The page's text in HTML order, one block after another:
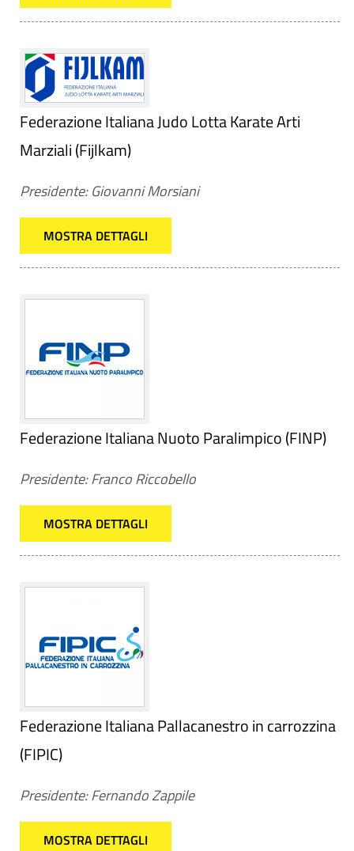
Federazione Italiana Judo Lotta Karate Arti
Marziali (Fijlkam)
Presidente: Giovanni Morsiani
MOSTRA DETTAGLI
Federazione Italiana Nuoto Paralimpico (FINP)
Presidente: Franco Riccobello
MOSTRA DETTAGLI
Federazione Italiana Pallacanestro in carrozzina
(FIPIC)
Presidente: Fernando Zappile
MOSTRA DETTAGLI